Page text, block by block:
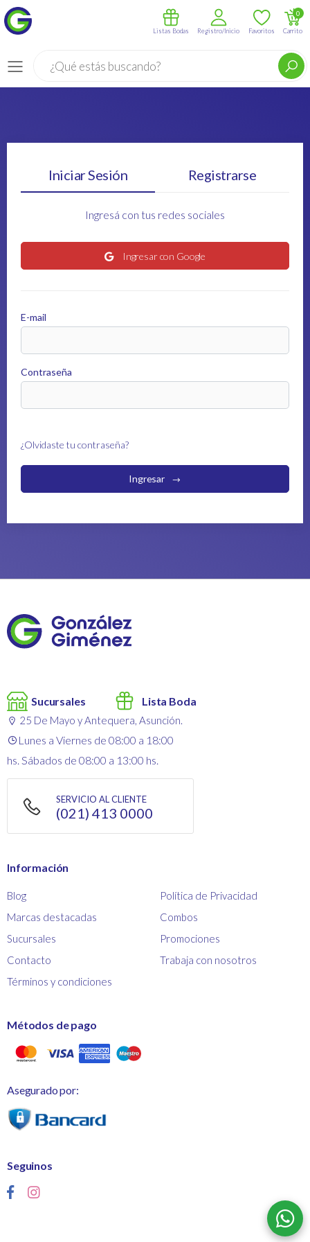
Menú
Listas Bodas Registro/Inicio Favoritos Carrito
0
Iniciar Sesión Registrarse
Ingresá con tus redes sociales
Ingresar con Google
E-mail
Contraseña
Ingresar
¿Olvidaste tu contraseña?
Sucursales Lista Boda
25 De Mayo y Antequera, Asunción.
Lunes a Viernes de 08:00 a 18:00
hs. Sábados de 08:00 a 13:00 hs.
SERVICIO AL CLIENTE
(021) 413 0000
Información
Blog
Marcas destacadas
Sucursales
Contacto
Términos y condiciones
Política de Privacidad
Combos
Promociones
Trabaja con nosotros
Métodos de pago
Asegurado por:
Seguinos